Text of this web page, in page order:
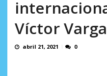
Víctor
abril 21, 2021 0